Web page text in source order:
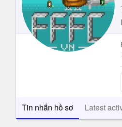
Tin nhắn hồ sơ Latest